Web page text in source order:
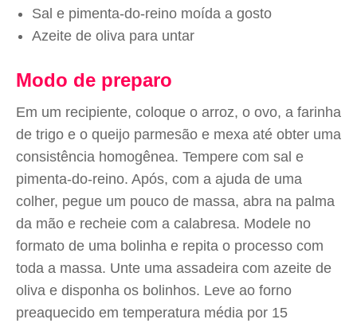
Sal e pimenta-do-reino moída a gosto
Azeite de oliva para untar
Modo de preparo
Em um recipiente, coloque o arroz, o ovo, a farinha
de trigo e o queijo parmesão e mexa até obter uma
consistência homogênea. Tempere com sal e
pimenta-do-reino. Após, com a ajuda de uma
colher, pegue um pouco de massa, abra na palma
da mão e recheie com a calabresa. Modele no
formato de uma bolinha e repita o processo com
toda a massa. Unte uma assadeira com azeite de
oliva e disponha os bolinhos. Leve ao forno
preaquecido em temperatura média por 15